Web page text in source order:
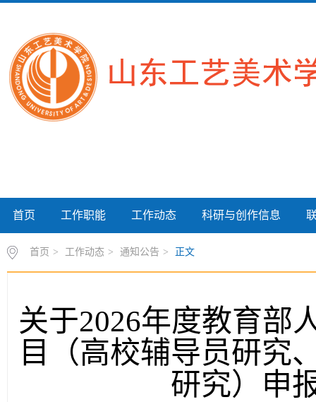
首页 工作职能 工作动态 科研与创作信息
首页 > 工作动态 > 通知公告 > 正文
关于2026年度教育部
目（高校辅导员研究
研究）申